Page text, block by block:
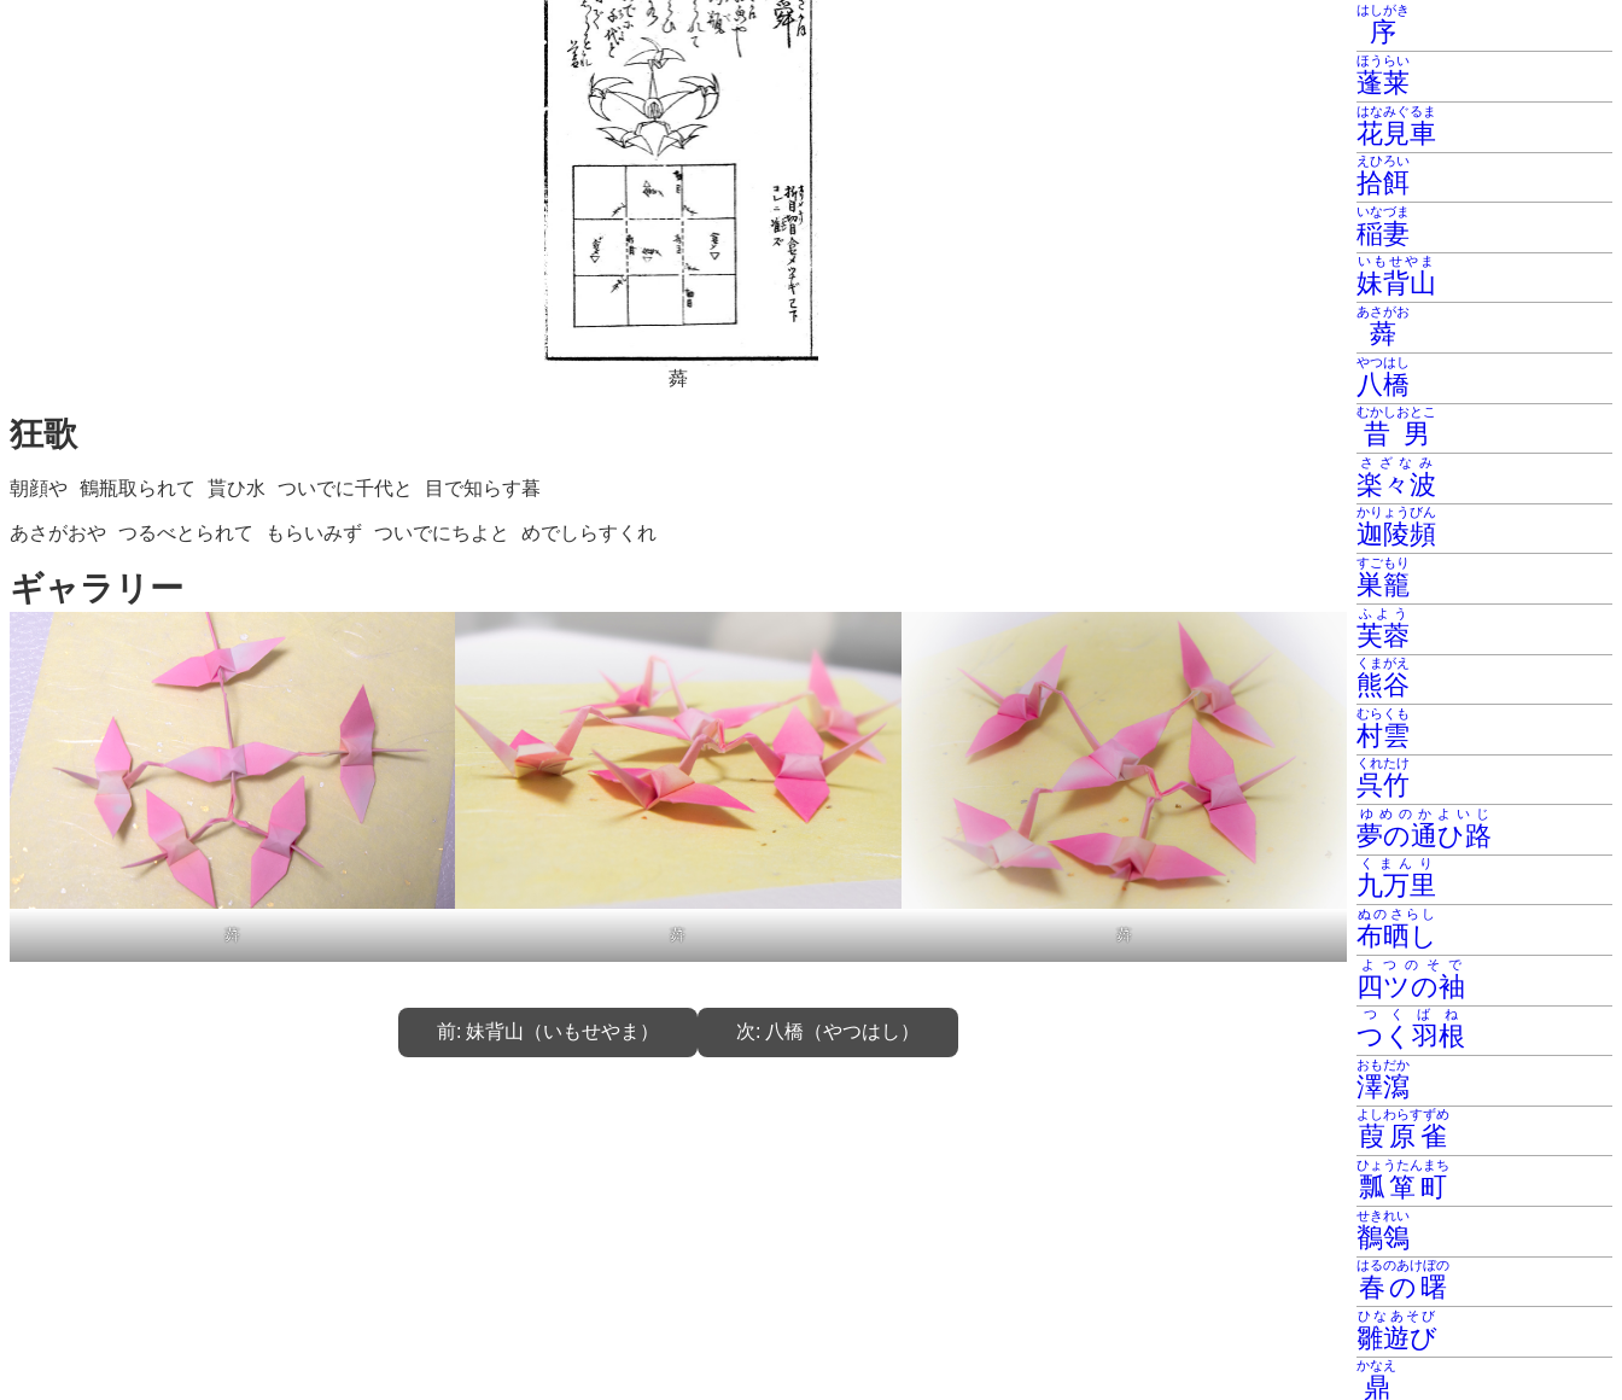
蕣
狂歌
朝顔や 鶴瓶取られて 貰ひ水 ついでに千代と 目で知らす暮
あさがおや つるべとられて もらいみず ついでにちよと めでしらすくれ
ギャラリー
蕣 蕣 蕣
前: 妹背山（いもせやま） 次: 八橋（やつはし）
序
はしがき
蓬莱
ほうらい
花見車
はなみぐるま
拾餌
えひろい
稲妻
いなづま
妹背山
いもせやま
蕣
あさがお
八橋
やつはし
昔男
むかしおとこ
楽々波
さざなみ
迦陵頻
かりょうびん
巣籠
すごもり
芙蓉
ふよう
熊谷
くまがえ
村雲
むらくも
呉竹
くれたけ
夢の通ひ路
ゆめのかよいじ
九万里
くまんり
布晒し
ぬのさらし
四ツの袖
よつのそで
つく羽根
つくばね
澤瀉
おもだか
葭原雀
よしわらすずめ
瓢箪町
ひょうたんまち
鶺鴒
せきれい
春の曙
はるのあけぼの
雛遊び
ひなあそび
鼎
かなえ